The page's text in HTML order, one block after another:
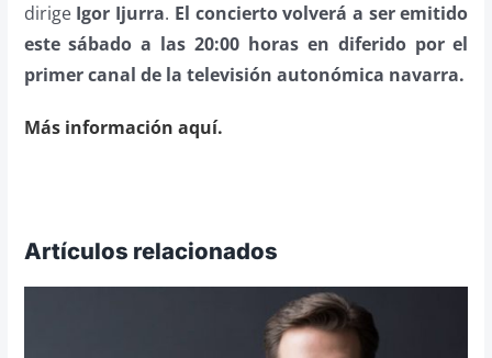
dirige Igor Ijurra. El concierto volverá a ser emitido
este sábado a las 20:00 horas en diferido por el
primer canal de la televisión autonómica navarra.
Más información aquí.
Artículos relacionados